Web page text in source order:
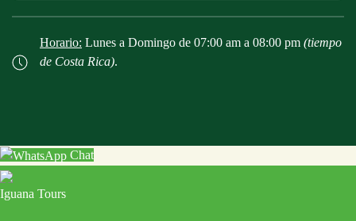
Horario: Lunes a Domingo de 07:00 am a 08:00 pm (tiempo
de Costa Rica).
Chat
Iguana Tours